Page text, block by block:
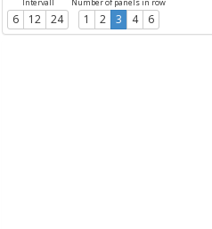
Intervall
6 12 24
Number of panels in row
1 2 3 4 6